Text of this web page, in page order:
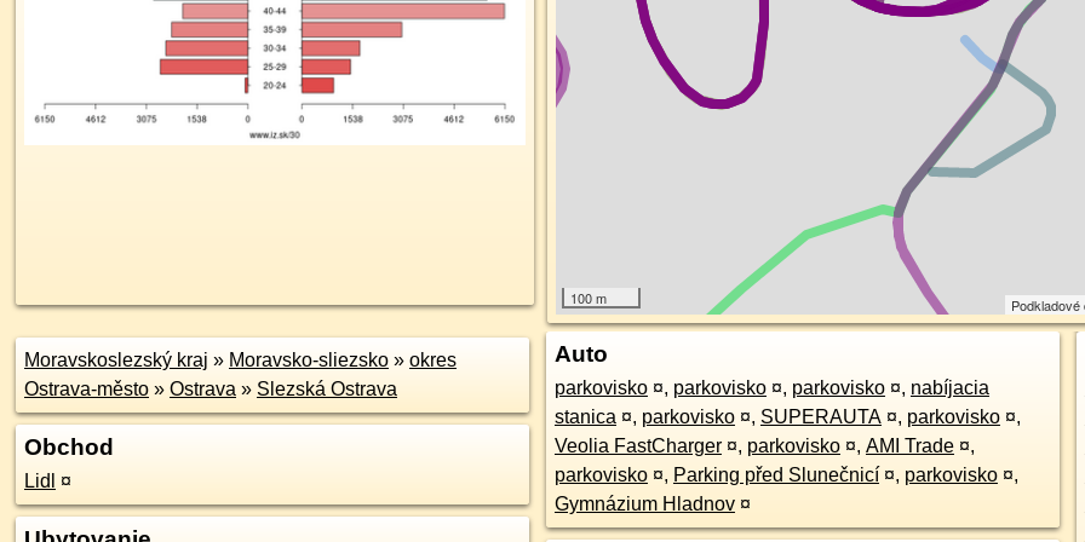
100 m
Moravskoslezský kraj » Moravsko-sliezsko » okres
Ostrava-město » Ostrava » Slezská Ostrava
Obchod
Lidl ¤
Auto
parkovisko ¤, parkovisko ¤, parkovisko ¤, nabíjacia
stanica ¤, parkovisko ¤, SUPERAUTA ¤, parkovisko ¤,
Veolia FastCharger ¤, parkovisko ¤, AMI Trade ¤,
parkovisko ¤, Parking před Slunečnicí ¤, parkovisko ¤,
Gymnázium Hladnov ¤